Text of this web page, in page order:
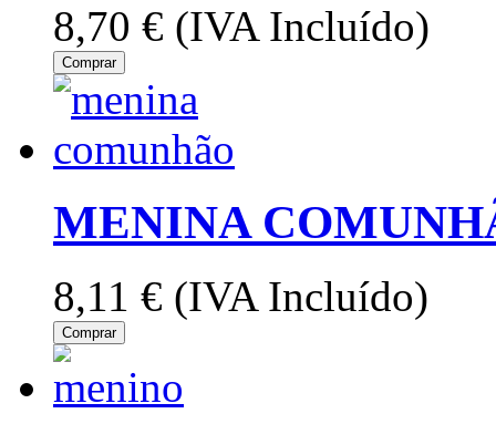
8,70 € (IVA Incluído)
Comprar
MENINA
8,11 € (IVA Incluído)
Comprar